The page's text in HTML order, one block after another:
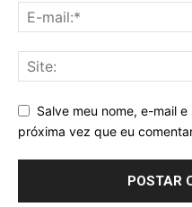
Salve meu nome, e-mail
próxima vez que eu